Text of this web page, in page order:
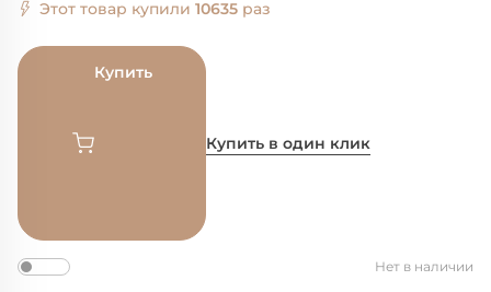
Этот товар купили 10635 раз
Купить
Купить в один клик
Нет в наличии